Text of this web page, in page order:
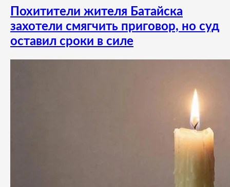
Похитители жителя Батайска
захотели смягчить приговор, но суд
оставил сроки в силе